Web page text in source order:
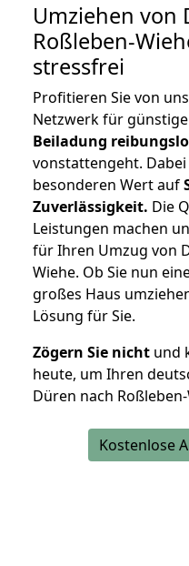
Umziehen von
Roßleben-
stressfrei
Profitieren Sie von
Netzwerk für
Beiladung
vonstattengeht.
besonderen Wert auf
Zuverlässigkeit. Die
Leistungen machen
für Ihren Umzug von
Wiehe. Ob Sie nun
großes Haus
Lösung für Sie.
Zögern Sie nicht und
heute, um Ihren
Düren nach
Kostenlose